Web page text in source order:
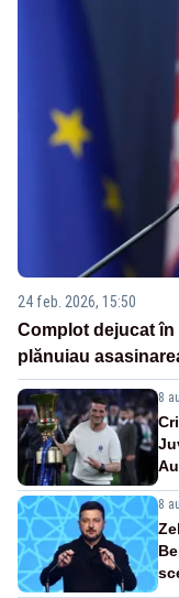
24 feb. 2026, 15:50
Complot dejucat
plănuiau
8
8